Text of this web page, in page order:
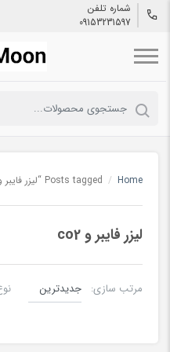
شماره تلفن
09153231597
Home
/ Posts tagged “لیزر فایبر و co2”
لیزر فایبر و co2
مرتب سازی: